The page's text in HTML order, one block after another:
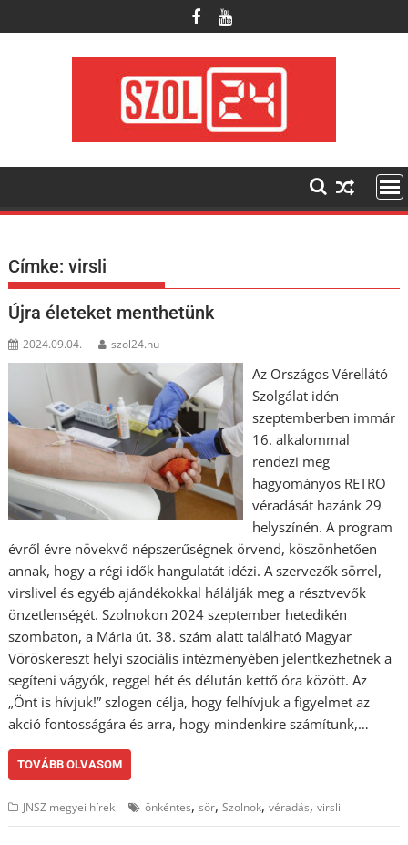
to
Címke:virsli
Újra életeket menthetünk
2024.09.04. szol24.hu
Az Országos Vérellátó
Szolgálat idén
szeptemberben immár
16. alkalommal
rendezi meg
hagyományos RETRO
véradását hazánk 29
helyszínén. A program
évről évre növekvő népszerűségnek örvend, köszönhetően
annak, hogy a régi idők hangulatát idézi. A szervezők sörrel,
virslivel és egyéb ajándékokkal hálálják meg a résztvevők
önzetlenségét. Szolnokon 2024 szeptember hetedikén
szombaton, a Mária út. 38. szám alatt található Magyar
Vöröskereszt helyi szociális intézményében jelentkezhetnek a
segíteni vágyók, reggel hét és délután kettő óra között. Az
„Önt is hívjuk!” szlogen célja, hogy felhívjuk a figyelmet az
akció fontosságára és arra, hogy mindenkire számítunk,…
TOVÁBB OLVASOM
JNSZ megyei hírek önkéntes,sör,Szolnok,véradás,virsli